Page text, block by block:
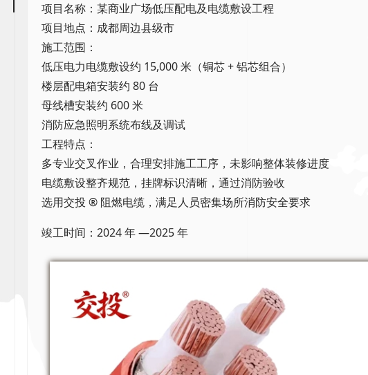
项目名称：某商业广场低压配电及电缆敷设工程
项目地点 ：成都周边县级市
施工范围 ：
低压电力电缆敷设约 15,000 米（铜芯 + 铝芯组合）
楼层配电箱安装约 80 台
母线槽安装约 600 米
消防应急照明系统布线及调试
工程特点 ：
多专业交叉作业，合理安排施工工序，未影响整体装修进度
电缆敷设整齐规范，挂牌标识清晰，通过消防验收
选用交投 ® 阻燃电缆，满足人员密集场所消防安全要求
竣工时间 ：2024 年 —2025 年